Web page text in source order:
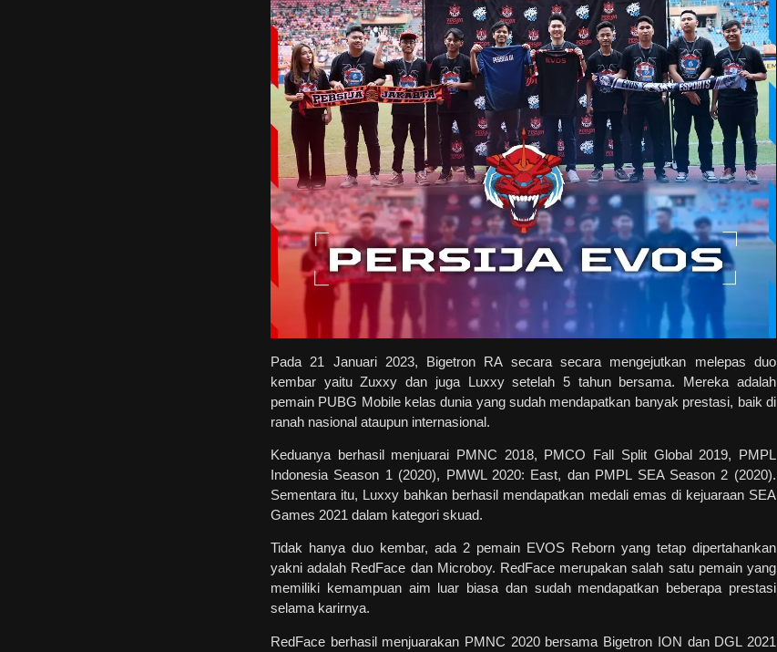
Pada 21 Januari 2023, Bigetron RA secara secara mengejutkan melepas duo
kembar yaitu Zuxxy dan juga Luxxy setelah 5 tahun bersama. Mereka adalah
pemain PUBG Mobile kelas dunia yang sudah mendapatkan banyak prestasi, baik di
ranah nasional ataupun internasional.
Keduanya berhasil menjuarai PMNC 2018, PMCO Fall Split Global 2019, PMPL
Indonesia Season 1 (2020), PMWL 2020: East, dan PMPL SEA Season 2 (2020).
Sementara itu, Luxxy bahkan berhasil mendapatkan medali emas di kejuaraan SEA
Games 2021 dalam kategori skuad.
Tidak hanya duo kembar, ada 2 pemain EVOS Reborn yang tetap dipertahankan
yakni adalah RedFace dan Microboy. RedFace merupakan salah satu pemain yang
memiliki kemampuan aim luar biasa dan sudah mendapatkan beberapa prestasi
selama karirnya.
RedFace berhasil menjuarakan PMNC 2020 bersama Bigetron ION dan DGL 2021